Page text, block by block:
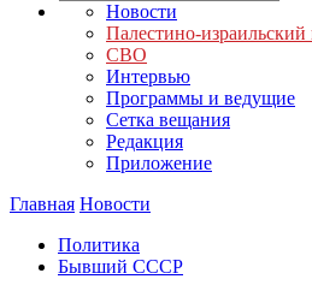
Новости
Палестино-
СВО
Интервью
Программы и ведущие
Сетка вещания
Редакция
Приложение
Главная Новости
Политика
Бывший СССР